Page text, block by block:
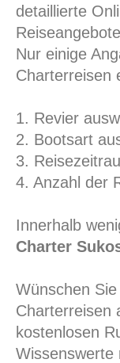
detaillierte
Nur einige
Charterreisen
1. Revier
2. Bootsart
3.
4. Anzahl der
Innerhalb
Charter
Wünschen
Charterreisen
kostenlosen
Wissenswerte